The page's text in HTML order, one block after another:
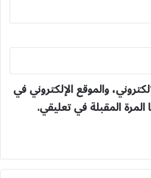
والموقع الإلكتروني في
المقبلة في تعليقي.